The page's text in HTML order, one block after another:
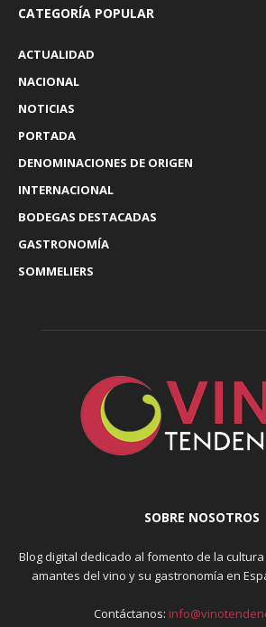
CATEGORÍA POPULAR
ACTUALIDAD
NACIONAL
NOTICIAS
PORTADA
DENOMINACIONES DE ORIGEN
INTERNACIONAL
BODEGAS DESTACADAS
GASTRONOMÍA
SOMMELIERS
SOBRE NOSOTROS
Blog digital dedicado al fomento de la
amantes del vino y su gastronomía en
Contáctanos: